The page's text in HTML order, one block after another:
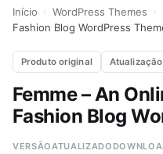
Início WordPress Themes
Fashion Blog WordPress
Produto original
Femme – An
Fashion Blog
VERSÃOATUALIZADO